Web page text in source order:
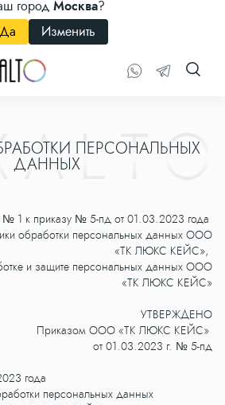
город Москва?
Да
Изменить
ALTO
ПЕРСОНАЛЬНЫХ
ДАННЫХ
1 к приказу № 5-пд от 01.03.2023 года
обработки персональных данных ООО
«ТК ЛЮКС КЕЙС»,
и защите персональных данных ООО
«ТК ЛЮКС КЕЙС»
УТВЕРЖДЕНО
Приказом ООО «ТК ЛЮКС КЕЙС»
от 01.03.2023 г. № 5-пд
года
персональных данных